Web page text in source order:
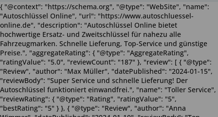
{ "@context": "https://schema.org", "@type": "WebSite", "name":
"Autoschlüssel Online", "url": "https://www.autoschluessel-
online.de", "description": "Autoschlüssel Online bietet
hochwertige Ersatz- und Zweitschlüssel für nahezu alle
Fahrzeugmarken. Schnelle Lieferung, Top-Service und günstige
Preise.", "aggregateRating": { "@type": "AggregateRating",
"ratingValue": "5.0", "reviewCount": "187" }, "review": [ { "@type":
"Review", "author": "Max Müller", "datePublished": "2024-01-15",
"reviewBody": "Super Service und schnelle Lieferung! Der
Autoschlüssel funktioniert einwandfrei.", "name": "Toller Service",
"reviewRating": { "@type": "Rating", "ratingValue": "5",
"bestRating": "5" } }, { "@type": "Review", "author": "Anna